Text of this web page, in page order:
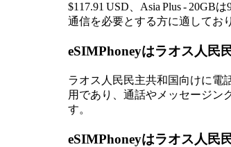
$117.91 USD、Asia Plus - 20GB
通信を必要とする方に適してお
eSIMPhoneyはラオス人民
ラオス人民民主共和国向けに電
用であり、通話やメッセージン
す。
eSIMPhoneyはラオス人民